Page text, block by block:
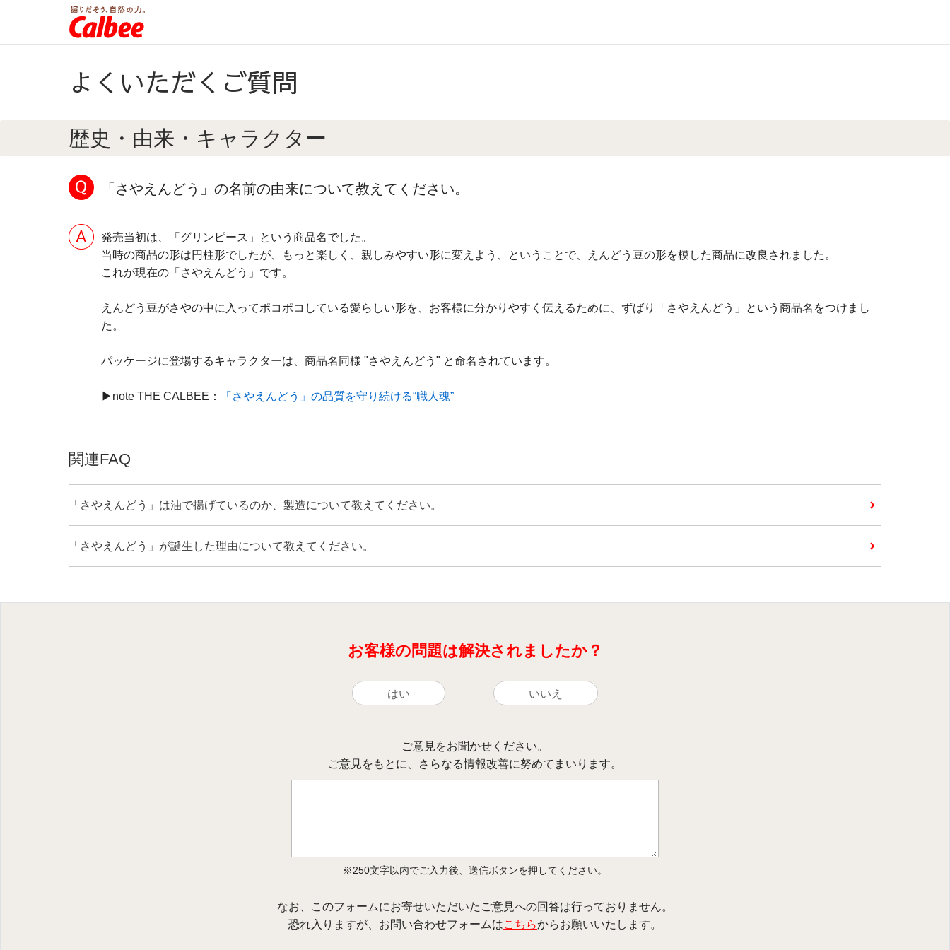
よくいただくご質問
歴史・由来・キャラクター
「さやえんどう」の名前の由来について教えてください。
発売当初は、「グリンピース」という商品名でした。
当時の商品の形は円柱形でしたが、もっと楽しく、親しみやすい形に変えよう、ということで、えんどう豆の形を模した商品に改良されました。
これが現在の「さやえんどう」です。
えんどう豆がさやの中に入ってポコポコしている愛らしい形を、お客様に分かりやすく伝えるために、ずばり「さやえんどう」という商品名をつけまし
た。
パッケージに登場するキャラクターは、商品名同様 "さやえんどう" と命名されています。
▶note THE CALBEE： 「さやえんどう」の品質を守り続ける“職人魂”
関連FAQ
「さやえんどう」は油で揚げているのか、製造について教えてください。
「さやえんどう」が誕生した理由について教えてください。
お客様の問題は解決されましたか？
はい いいえ
ご意見をお聞かせください。
ご意見をもとに、さらなる情報改善に努めてまいります。
※250文字以内でご入力後、送信ボタンを押してください。
なお、このフォームにお寄せいただいたご意見への回答は行っておりません。
恐れ入りますが、お問い合わせフォームはこちらからお願いいたします。